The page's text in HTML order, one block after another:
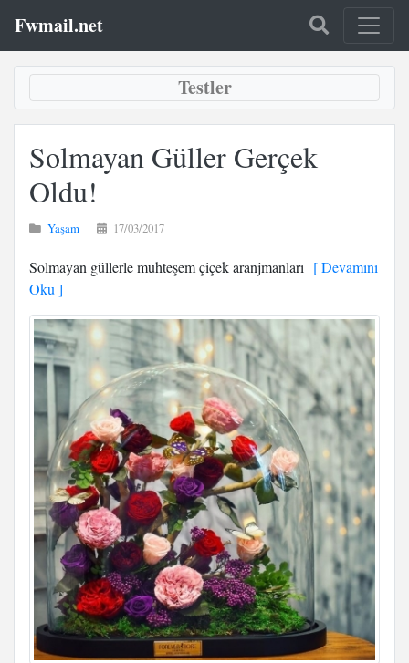
Fwmail.net
Testler
Solmayan Güller Gerçek
Oldu!
Yaşam 17/03/2017
Solmayan güllerle muhteşem çiçek aranjmanları [ Devamını
Oku ]